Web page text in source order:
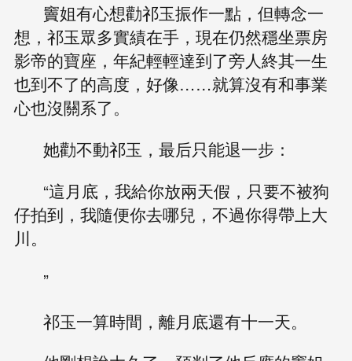
竇姐有心想勸祁玉振作一點，但轉念一
想，祁玉眾多實績在手，現在仍然穩坐票房
影帝的寶座，年紀輕輕達到了旁人終其一生
也到不了的高度，好像……就算沒有和事業
心也沒關系了。
她勸不動祁玉，最后只能退一步：
“這月底，我給你放兩天假，只要不被狗
仔拍到，我隨便你去哪兒，不過你得帶上大
川。
”
祁玉一算時間，離月底還有十一天。